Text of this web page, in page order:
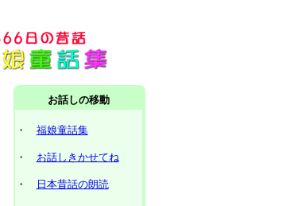
お話しの移動
・ 福娘童話集
・ お話しきかせてね
・ 日本昔話の朗読